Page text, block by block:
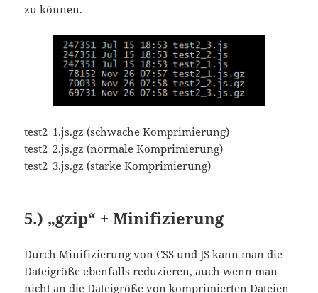
zu können.
test2_1.js.gz (schwache Komprimierung)
test2_2.js.gz (normale Komprimierung)
test2_3.js.gz (starke Komprimierung)
5.) „gzip“ + Minifizierung
Durch Minifizierung von CSS und JS kann man die
Dateigröße ebenfalls reduzieren, auch wenn man
nicht an die Dateigröße von komprimierten Dateien